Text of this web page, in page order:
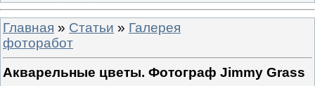
Главная » Статьи » Галерея
фоторабот
Акварельные цветы. Фотограф Jimmy Grass